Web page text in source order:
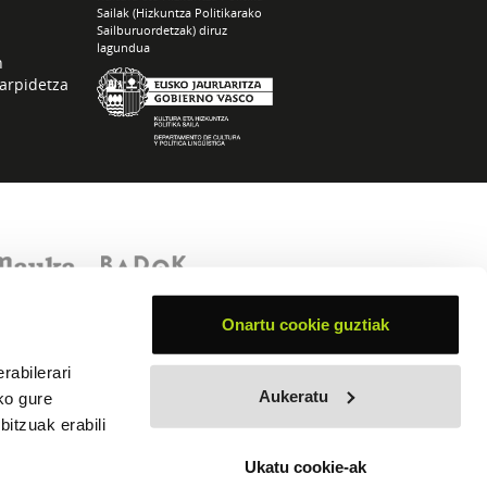
gure
erabili
Onartu cookie guztiak
Aukeratu
Ukatu cookie-ak
Sailak (Hizkuntza Politikarako
Sailburuordetzak) diruz
lagundua